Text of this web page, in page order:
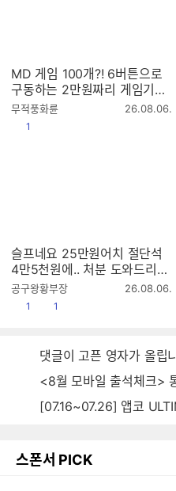
MD 게임 100개?! 6버튼으로
구동하는 2만원짜리 게임기는
과연?
무적풍화륜
작
26.08.06.
1
슬프네요 25만원어치 절단석
4만5천원에.. 처분 도와드리는
영상입니다..
공구왕황부장
작
26.08.06.
1 1
댓글이 고픈 영자가 올립
<8월 모바일 출석체크>
[07.16~07.26] 앱코 ULTIMATE
스폰서 PICK